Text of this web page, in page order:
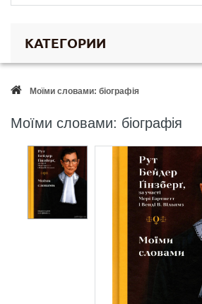
КАТЕГОРИИ
Моїми словами: біографія
Моїми словами: біографія